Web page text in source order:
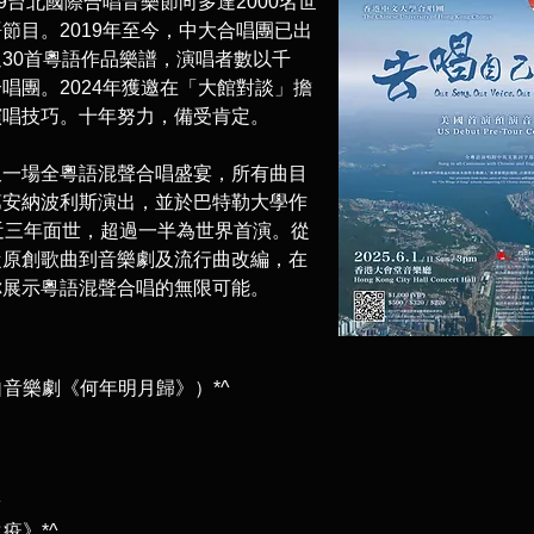
樂劇《何年明月歸》）*^
目。2019年至今，中大合唱團已出
首粵語作品樂譜，演唱者數以千
團。2024年獲邀在「大館對談」擔
技巧。十年努力，備受肯定。
場全粵語混聲合唱盛宴，所有曲目
納波利斯演出，並於巴特勒大學作
年面世，超過一半為世界首演。從
創歌曲到音樂劇及流行曲改編，在
示粵語混聲合唱的無限可能。